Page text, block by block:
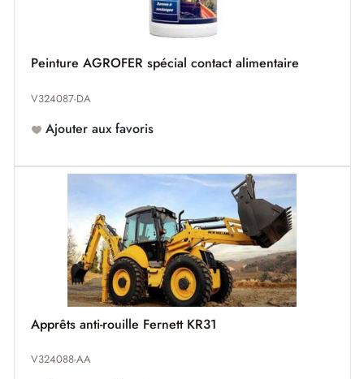
Peinture AGROFER spécial contact alimentaire
V324087-DA
Ajouter aux favoris
Apprêts anti-rouille Fernett KR31
V324088-AA